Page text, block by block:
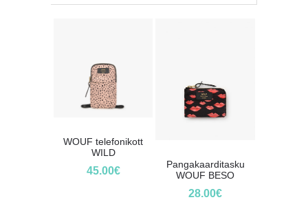
WOUF telefonikott
WILD
45.00€
Pangakaarditasku
WOUF BESO
28.00€